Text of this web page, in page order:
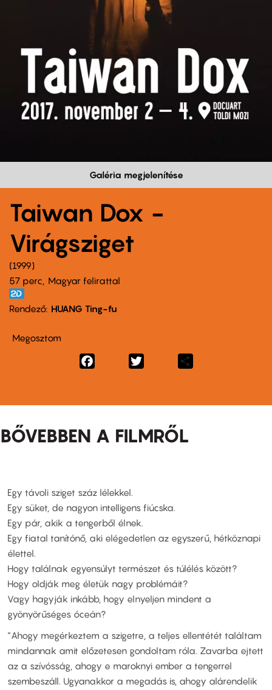
Galéria megjelenítése
Taiwan Dox -
Virágsziget
1999
57 perc,
Magyar felirattal
Rendező HUANG Ting-fu
Megosztom
Facebook
BŐVEBBEN A FILMRŐL
Egy távoli sziget száz lélekkel.
Egy süket, de nagyon intelligens fiúcska.
Egy pár, akik a tengerből élnek.
Egy fiatal tanítónő, aki elégedetlen az egyszerű, hétköznapi
élettel.
Hogy találnak egyensúlyt természet és túlélés között?
Hogy oldják meg életük nagy problémáit?
Vagy hagyják inkább, hogy elnyeljen mindent a
gyönyörűséges óceán?
“Ahogy megérkeztem a szigetre, a teljes ellentétét találtam
mindannak amit előzetesen gondoltam róla. Zavarba ejtett
az a szívósság, ahogy e maroknyi ember a tengerrel
szembeszáll. Ugyanakkor a megadás is, ahogy alárendelik